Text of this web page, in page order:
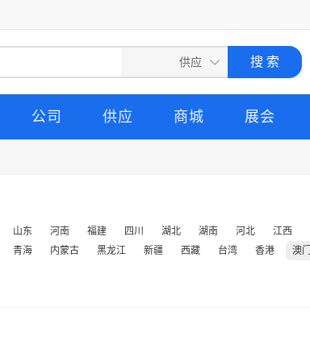
公司 供应 商城 展会
山东 河南 福建 四川 湖北 湖南 河北 江西
青海 内蒙古 黑龙江 新疆 西藏 台湾 香港 澳门